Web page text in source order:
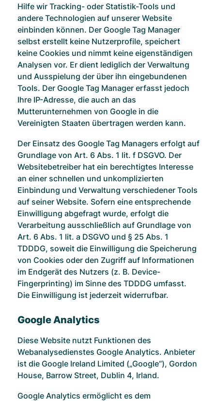
Hilfe wir Tracking- oder Statistik-Tools und
andere Technologien auf unserer Website
einbinden können. Der Google Tag Manager
selbst erstellt keine Nutzerprofile, speichert
keine Cookies und nimmt keine eigenständigen
Analysen vor. Er dient lediglich der Verwaltung
und Ausspielung der über ihn eingebundenen
Tools. Der Google Tag Manager erfasst jedoch
Ihre IP-Adresse, die auch an das
Mutterunternehmen von Google in die
Vereinigten Staaten übertragen werden kann.
Der Einsatz des Google Tag Managers erfolgt auf
Grundlage von Art. 6 Abs. 1 lit. f DSGVO. Der
Websitebetreiber hat ein berechtigtes Interesse
an einer schnellen und unkomplizierten
Einbindung und Verwaltung verschiedener Tools
auf seiner Website. Sofern eine entsprechende
Einwilligung abgefragt wurde, erfolgt die
Verarbeitung ausschließlich auf Grundlage von
Art. 6 Abs. 1 lit. a DSGVO und § 25 Abs. 1
TDDDG, soweit die Einwilligung die Speicherung
von Cookies oder den Zugriff auf Informationen
im Endgerät des Nutzers (z. B. Device-
Fingerprinting) im Sinne des TDDDG umfasst.
Die Einwilligung ist jederzeit widerrufbar.
Google Analytics
Diese Website nutzt Funktionen des
Webanalysedienstes Google Analytics. Anbieter
ist die Google Ireland Limited („Google“), Gordon
House, Barrow Street, Dublin 4, Irland.
Google Analytics ermöglicht es dem